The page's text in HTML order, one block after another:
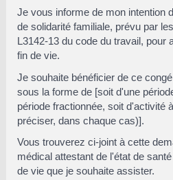
Je vous informe de mon intention
de solidarité familiale, prévu par
L3142-13 du code du travail, pour
fin de vie.
Je souhaite bénéficier de ce
sous la forme de [soit d'une
période fractionnée, soit d'activité
préciser, dans chaque cas)].
Vous trouverez ci-joint à cette
médical attestant de l'état de
de vie que je souhaite assister.